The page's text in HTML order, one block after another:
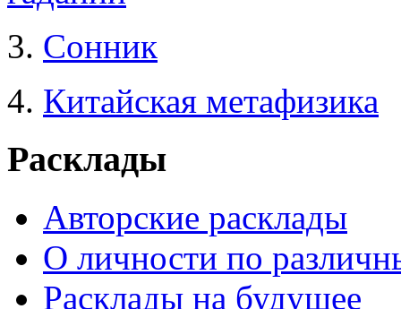
3. Сонник
4. Китайская метафизика
Расклады
Авторские расклады
О личности по
Расклады на будущее